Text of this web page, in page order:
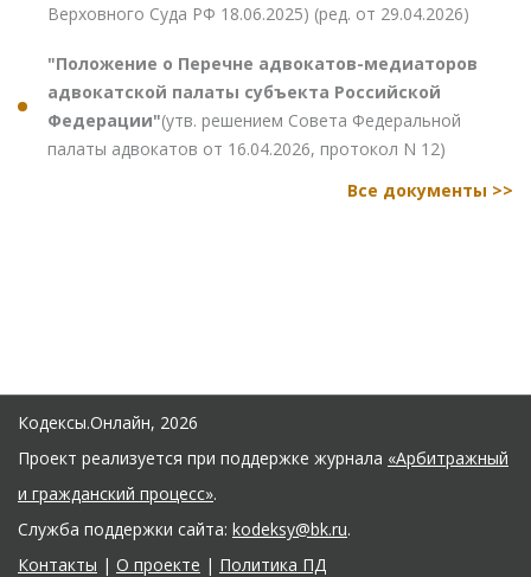
Верховного Суда РФ 18.06.2025) (ред. от 29.04.2026)
"Положение о Перечне адвокатов-медиаторов
адвокатской палаты субъекта Российской
Федерации"(утв. решением Совета Федеральной
палаты адвокатов от 16.04.2026, протокол N 12)
Все документы >>
Кодексы.Онлайн, 2026
Проект реализуется при поддержке журнала «Арбитражный
и гражданский процесс».
Служба поддержки сайта: kodeksy@bk.ru.
Контакты | О проекте | Политика ПД